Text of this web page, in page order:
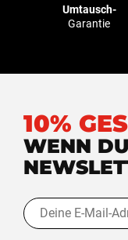
Umtausch-
Garantie
10%
WENN